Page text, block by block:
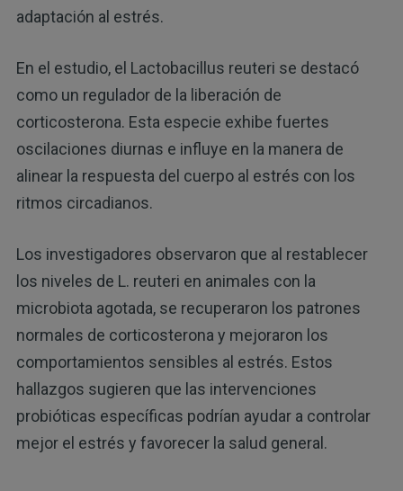
adaptación al estrés.
En el estudio, el Lactobacillus reuteri se destacó
como un regulador de la liberación de
corticosterona. Esta especie exhibe fuertes
oscilaciones diurnas e influye en la manera de
alinear la respuesta del cuerpo al estrés con los
ritmos circadianos.
Los investigadores observaron que al restablecer
los niveles de L. reuteri en animales con la
microbiota agotada, se recuperaron los patrones
normales de corticosterona y mejoraron los
comportamientos sensibles al estrés. Estos
hallazgos sugieren que las intervenciones
probióticas específicas podrían ayudar a controlar
mejor el estrés y favorecer la salud general.